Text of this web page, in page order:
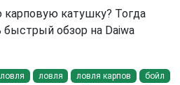
катушку? Тогда
обзор на Daiwa
ловля ловля карпов
бойл